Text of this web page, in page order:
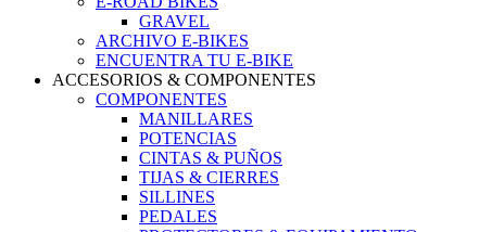
GRAVEL
ARCHIVO E-BIKES
ENCUENTRA TU E-BIKE
ACCESORIOS & COMPONENTES
COMPONENTES
MANILLARES
POTENCIAS
CINTAS & PUÑOS
TIJAS & CIERRES
SILLINES
PEDALES